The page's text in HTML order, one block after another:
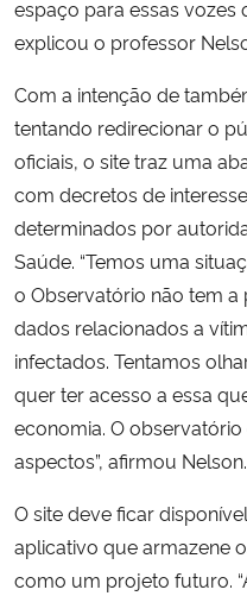
espaço para essas vozes
explicou o professor
Com a intenção de
tentando redirecionar o
oficiais, o site traz uma
com decretos de
determinados por
Saúde. “Temos uma
o Observatório não tem
dados relacionados a
infectados. Tentamos
quer ter acesso a essa
economia. O
aspectos”, afirmou Nelson.
O site deve ficar
aplicativo que armazene
como um projeto futuro.